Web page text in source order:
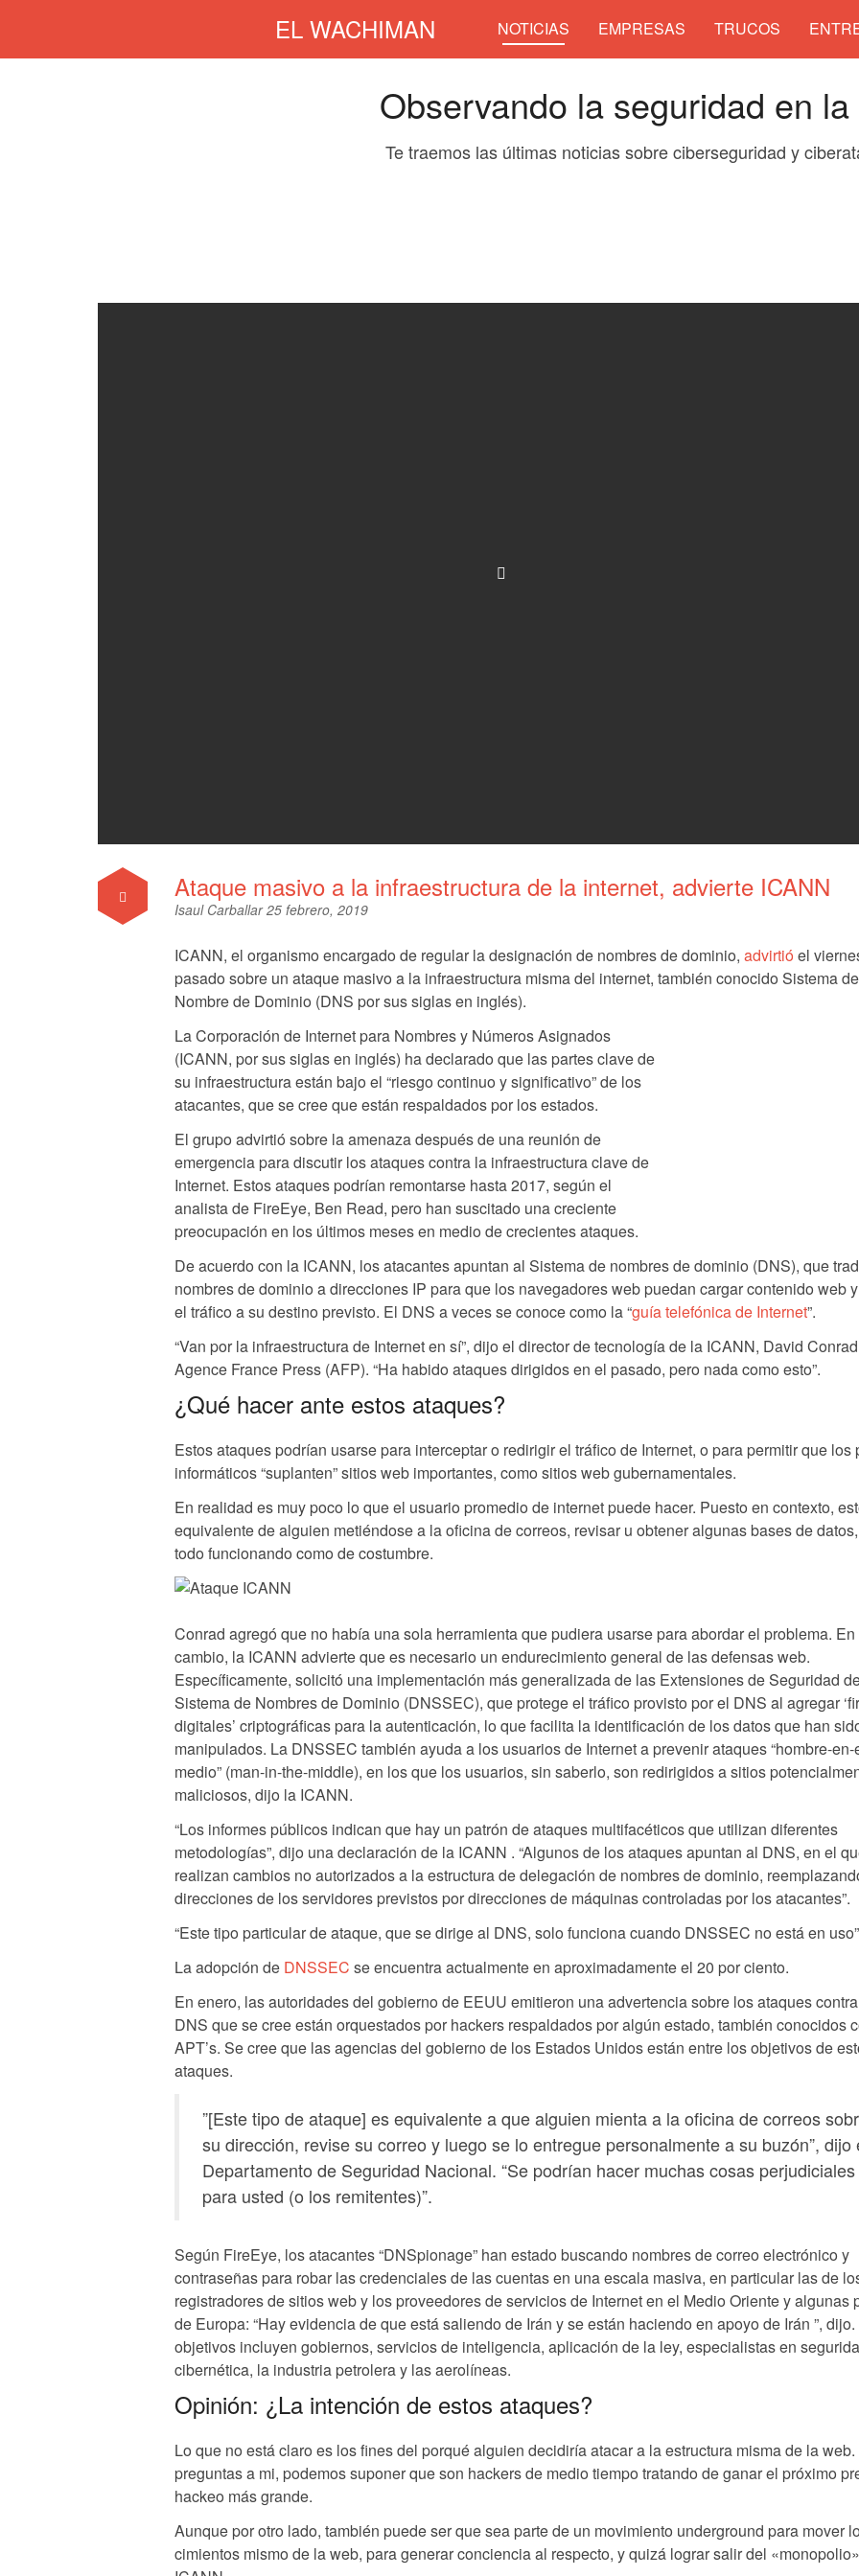
EL WACHIMAN NOTICIAS EMPRESAS TRUCOS
Observando la seguridad en la
Te traemos las últimas noticias sobre ciberseguridad y
Ataque masivo a la infraestructura de la internet, advierte ICANN
Isaul Carballar25 febrero, 2019
ICANN, el organismo encargado de regular la designación de nombres de dominio, advirtió el
pasado sobre un ataque masivo a la infraestructura misma del internet, también conocido Sistema de
Nombre de Dominio (DNS por sus siglas en inglés).
La Corporación de Internet para Nombres y Números Asignados
(ICANN, por sus siglas en inglés) ha declarado que las partes clave de
su infraestructura están bajo el “riesgo continuo y significativo” de los
atacantes, que se cree que están respaldados por los estados.
El grupo advirtió sobre la amenaza después de una reunión de
emergencia para discutir los ataques contra la infraestructura clave de
Internet. Estos ataques podrían remontarse hasta 2017, según el
analista de FireEye, Ben Read, pero han suscitado una creciente
preocupación en los últimos meses en medio de crecientes ataques.
De acuerdo con la ICANN, los atacantes apuntan al Sistema de nombres de dominio (DNS), que
nombres de dominio a direcciones IP para que los navegadores web puedan cargar contenido web
el tráfico a su destino previsto. El DNS a veces se conoce como la “guía telefónica de Internet”.
“Van por la infraestructura de Internet en sí”, dijo el director de tecnología de la ICANN, David
Agence France Press (AFP). “Ha habido ataques dirigidos en el pasado, pero nada como esto”.
¿Qué hacer ante estos ataques?
Estos ataques podrían usarse para interceptar o redirigir el tráfico de Internet, o para permitir que los
informáticos “suplanten” sitios web importantes, como sitios web gubernamentales.
En realidad es muy poco lo que el usuario promedio de internet puede hacer. Puesto en contexto,
equivalente de alguien metiéndose a la oficina de correos, revisar u obtener algunas bases de
todo funcionando como de costumbre.
Conrad agregó que no había una sola herramienta que pudiera usarse para abordar el problema. En
cambio, la ICANN advierte que es necesario un endurecimiento general de las defensas web.
Específicamente, solicitó una implementación más generalizada de las Extensiones de Seguridad
Sistema de Nombres de Dominio (DNSSEC), que protege el tráfico provisto por el DNS al agregar
digitales’ criptográficas para la autenticación, lo que facilita la identificación de los datos que han
manipulados. La DNSSEC también ayuda a los usuarios de Internet a prevenir ataques “hombre-en-
medio” (man-in-the-middle), en los que los usuarios, sin saberlo, son redirigidos a sitios
maliciosos, dijo la ICANN.
“Los informes públicos indican que hay un patrón de ataques multifacéticos que utilizan diferentes
metodologías”, dijo una declaración de la ICANN . “Algunos de los ataques apuntan al DNS, en el
realizan cambios no autorizados a la estructura de delegación de nombres de dominio,
direcciones de los servidores previstos por direcciones de máquinas controladas por los atacantes”.
“Este tipo particular de ataque, que se dirige al DNS, solo funciona cuando DNSSEC no está en
La adopción de DNSSEC se encuentra actualmente en aproximadamente el 20 por ciento.
En enero, las autoridades del gobierno de EEUU emitieron una advertencia sobre los ataques
DNS que se cree están orquestados por hackers respaldados por algún estado, también conocidos
APT’s. Se cree que las agencias del gobierno de los Estados Unidos están entre los objetivos de
ataques.
”[Este tipo de ataque] es equivalente a que alguien mienta a la oficina de correos
su dirección, revise su correo y luego se lo entregue personalmente a su buzón”, dijo
Departamento de Seguridad Nacional. “Se podrían hacer muchas cosas perjudiciales
para usted (o los remitentes)”.
Según FireEye, los atacantes “DNSpionage” han estado buscando nombres de correo electrónico y
contraseñas para robar las credenciales de las cuentas en una escala masiva, en particular las de
registradores de sitios web y los proveedores de servicios de Internet en el Medio Oriente y algunas
de Europa: “Hay evidencia de que está saliendo de Irán y se están haciendo en apoyo de Irán ”,
objetivos incluyen gobiernos, servicios de inteligencia, aplicación de la ley, especialistas en
cibernética, la industria petrolera y las aerolíneas.
Opinión: ¿La intención de estos ataques?
Lo que no está claro es los fines del porqué alguien decidiría atacar a la estructura misma de la
preguntas a mi, podemos suponer que son hackers de medio tiempo tratando de ganar el próximo
hackeo más grande.
Aunque por otro lado, también puede ser que sea parte de un movimiento underground para mover
cimientos mismo de la web, para generar conciencia al respecto, y quizá lograr salir del